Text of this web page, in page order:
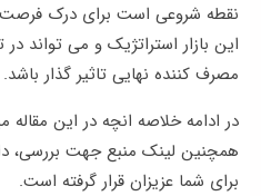
نقطه شروعی است برای درک
این بازار استراتژیک و می تواند
مصرف کننده نهایی تاثیر گذار باشد.
در ادامه خلاصه انچه در این
همچنین لینک منبع جهت بررسی،
برای شما عزیزان قرار گرفته است.